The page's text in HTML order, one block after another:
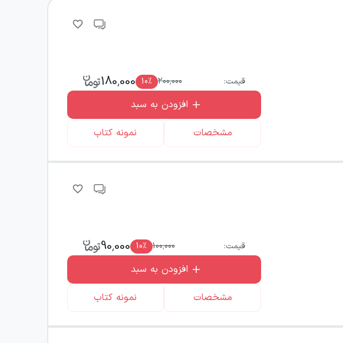
قیمت: 200,000
10٪ 180,000
افزودن به سبد
مشخصات
نمونه کتاب
قیمت: 100,000
10٪ 90,000
افزودن به سبد
مشخصات
نمونه کتاب